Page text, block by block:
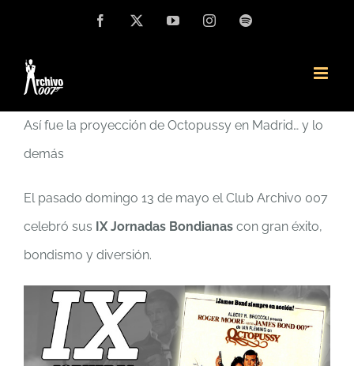
contenido
Facebook YouTubeInstagramSpotify
Así fue la proyección de Octopussy en Madrid… y lo
demás
El pasado domingo 13 de mayo el Club Archivo 007
celebró sus IX Jornadas Bondianas con gran éxito,
bondismo y diversión.